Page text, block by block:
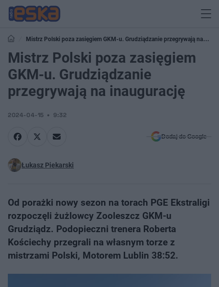
Mistrz Polski poza zasięgiem GKM-u. Grudziądzanie przegrywają na
inaugurację
Mistrz Polski poza zasięgiem
GKM-u. Grudziądzanie
przegrywają na inaugurację
2024-04-15 9:32
Dodaj do Google
Łukasz Piekarski
Od porażki nowy sezon na torach PGE Ekstraligi
rozpoczęli żużlowcy Zooleszcz GKM-u
Grudziądz. Podopieczni trenera Roberta
Kościechy przegrali na własnym torze z
mistrzami Polski, Motorem Lublin 38:52.